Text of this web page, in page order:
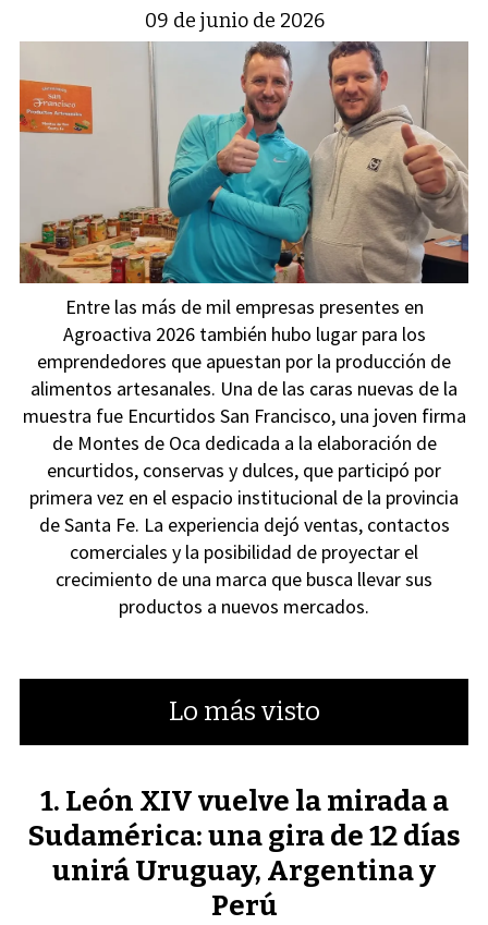
09 de junio de 2026
Entre las más de mil empresas presentes en
Agroactiva 2026 también hubo lugar para los
emprendedores que apuestan por la producción de
alimentos artesanales. Una de las caras nuevas de la
muestra fue Encurtidos San Francisco, una joven firma
de Montes de Oca dedicada a la elaboración de
encurtidos, conservas y dulces, que participó por
primera vez en el espacio institucional de la provincia
de Santa Fe. La experiencia dejó ventas, contactos
comerciales y la posibilidad de proyectar el
crecimiento de una marca que busca llevar sus
productos a nuevos mercados.
Lo más visto
León XIV vuelve la mirada a
Sudamérica: una gira de 12 días
unirá Uruguay, Argentina y
Perú